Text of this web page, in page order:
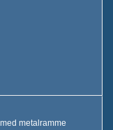
metalramme